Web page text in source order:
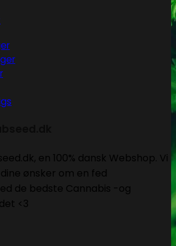
en 100% dansk Webshop. Vi
ønsker om en fed
de bedste Cannabis -og
<3